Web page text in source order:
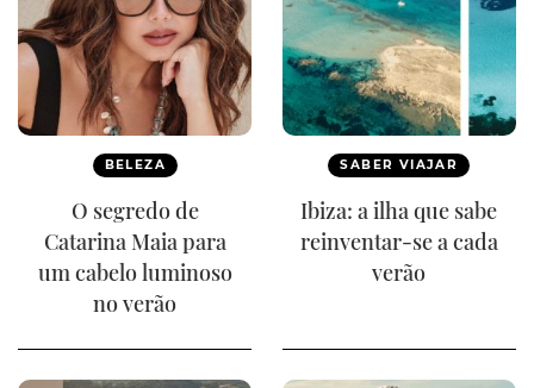
BELEZA
O segredo de
Catarina Maia para
um cabelo luminoso
no verão
SABER VIAJAR
Ibiza: a ilha que sabe
reinventar-se a cada
verão